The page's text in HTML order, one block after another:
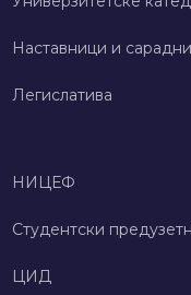
Наставници и
Легислатива
НИЦЕФ
Студентски
ЦИД